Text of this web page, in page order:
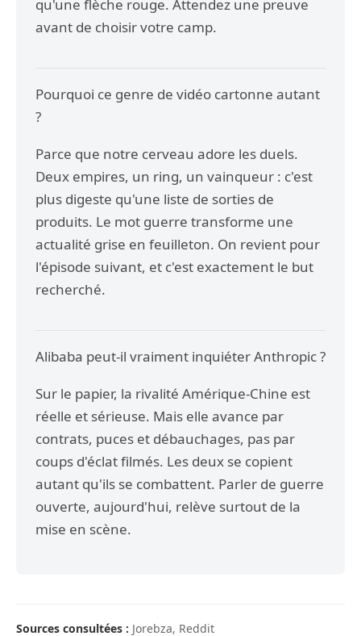
qu'une flèche rouge. Attendez une preuve
avant de choisir votre camp.
Pourquoi ce genre de vidéo cartonne autant
?
Parce que notre cerveau adore les duels.
Deux empires, un ring, un vainqueur : c'est
plus digeste qu'une liste de sorties de
produits. Le mot guerre transforme une
actualité grise en feuilleton. On revient pour
l'épisode suivant, et c'est exactement le but
recherché.
Alibaba peut-il vraiment inquiéter Anthropic ?
Sur le papier, la rivalité Amérique-Chine est
réelle et sérieuse. Mais elle avance par
contrats, puces et débauchages, pas par
coups d'éclat filmés. Les deux se copient
autant qu'ils se combattent. Parler de guerre
ouverte, aujourd'hui, relève surtout de la
mise en scène.
Sources consultées : Jorebza, Reddit